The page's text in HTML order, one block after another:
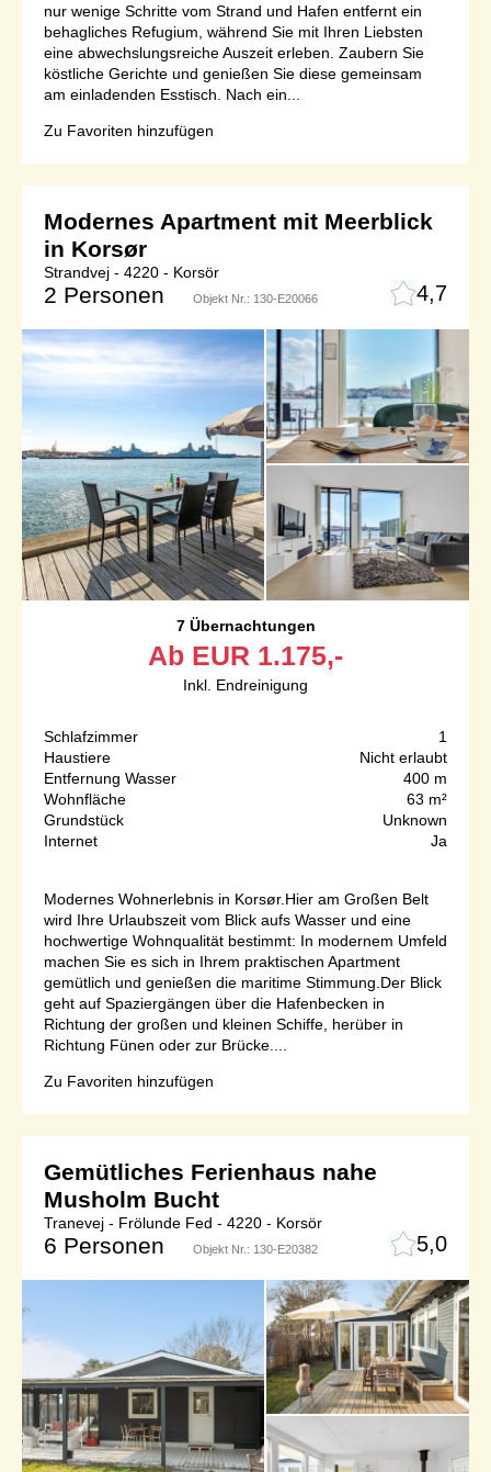
nur wenige Schritte vom Strand und Hafen entfernt ein
behagliches Refugium, während Sie mit Ihren Liebsten
eine abwechslungsreiche Auszeit erleben. Zaubern Sie
köstliche Gerichte und genießen Sie diese gemeinsam
am einladenden Esstisch. Nach ein...
Zu Favoriten hinzufügen
Modernes Apartment mit Meerblick
in Korsør
Strandvej - 4220 - Korsör
2 Personen Objekt Nr.: 130-E20066 4,7
7 Übernachtungen
Ab EUR 1.175,-
Inkl. Endreinigung
Schlafzimmer
1
Haustiere
Nicht erlaubt
Entfernung Wasser
400 m
Wohnfläche
63 m²
Grundstück
Unknown
Internet
Ja
Modernes Wohnerlebnis in Korsør.Hier am Großen Belt
wird Ihre Urlaubszeit vom Blick aufs Wasser und eine
hochwertige Wohnqualität bestimmt: In modernem Umfeld
machen Sie es sich in Ihrem praktischen Apartment
gemütlich und genießen die maritime Stimmung.Der Blick
geht auf Spaziergängen über die Hafenbecken in
Richtung der großen und kleinen Schiffe, herüber in
Richtung Fünen oder zur Brücke....
Zu Favoriten hinzufügen
Gemütliches Ferienhaus nahe
Musholm Bucht
Tranevej - Frölunde Fed - 4220 - Korsör
6 Personen Objekt Nr.: 130-E20382 5,0